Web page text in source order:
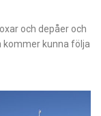
och depåer och
kunna följa